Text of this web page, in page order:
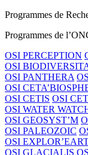
Programmes de
Programmes de
OSI PERCEPTION
OSI
OSI PANTHERA
OSI
OSI CETIS OSI
OSI WATER
OSI GEOSYST’M
OSI PALEOZOIC
OSI
OSI GLACIALIS